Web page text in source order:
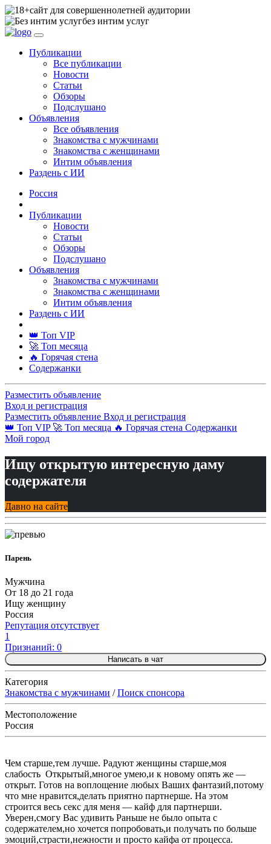
сайт для совершеннолетней аудитории
без интим услуг
Публикации
Все публикации
Новости
Статьи
Обзоры
Подслушано
Объявления
Все объявления
Знакомства с мужчинами
Знакомства с женщинами
Интим объявления
Раздень с ИИ
Россия
Публикации
Новости
Статьи
Обзоры
Подслушано
Объявления
Знакомства с мужчинами
Знакомства с женщинами
Интим объявления
Раздень с ИИ
👑 Топ VIP
🚀 Топ месяца
🔥 Горячая стена
Содержанки
Разместить объявление
Вход и регистрация
Разместить объявление Вход и регистрация
👑 Топ VIP 🚀 Топ месяца 🔥 Горячая стена Содержанки
Мой город
Ищу открытую интересную даму
содержателя
Давно на сайте
Парень
Мужчина
От 18 до 21 года
Ищу женщину
Россия
Репутация отсутствует
1
Признаний: 0
Написать в чат
Категория
Знакомства с мужчинами /Поиск спонсора
Местоположение
Россия
Чем старше,тем лучше. Радуют женщины старше,моя
слабость Открытый,многое умею,и к новому опять же —
открыт. Готов на воплощение любых Ваших фантазий,потому
что мне нравится,делать приятно партнерше. На этом
строится весь секс для меня — кайф для партнерши.
Уверен,смогу Вас удивить Раньше не было опыта с
содержателем,но хочется попробовать,и получать по больше
эмоций,страсти,нежности и просто кайфа от процесса.